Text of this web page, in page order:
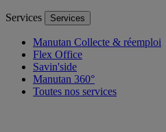
Services Services
Manutan Collecte & réemploi
Flex Office
Savin'side
Manutan 360°
Toutes nos services